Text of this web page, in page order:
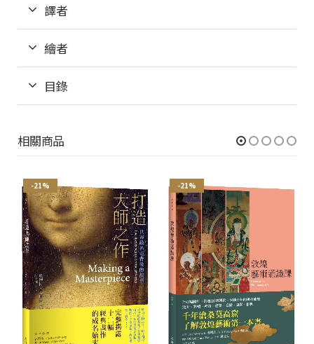
譯者
繪者
目錄
相關商品
-21% -21%